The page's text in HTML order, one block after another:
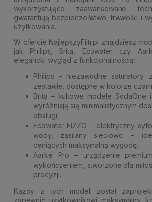
wykorzystujące zaawansowane
gwarantują bezpieczeństwo, trwałość i
użytkowania.
W ofercie NajlepszyFiltr.pl znajdziesz
jak Philips, Brita, Ecowater czy
elegancki wygląd z funkcjonalnością:
Philips – niezawodne saturatory
zestawie, dostępne w kolorze
Brita – kultowe modele SodaOne
wyróżniają się minimalistycznym
obsługi.
Ecowater FIZZO – elektryczny
wody, zasilany sieciowo –
ceniących maksymalną wygodę.
Aarke Pro – urządzenie
wykończeniem, stworzone dla
precyzji.
Każdy z tych modeli został
zapewnić użytkownikowi maksymalny